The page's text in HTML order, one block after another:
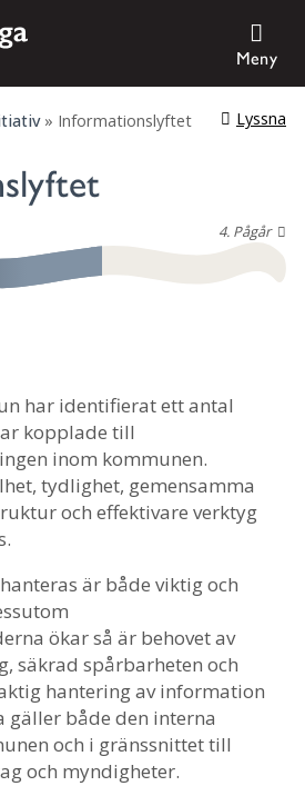
Meny
» Informationslyftet Lyssna
4. Pågår
har identifierat ett antal
kopplade till
inom kommunen.
tydlighet, gemensamma
och effektivare verktyg
är både viktig och
ökar så är behovet av
säkrad spårbarheten och
hantering av information
gäller både den interna
och i gränssnittet till
och myndigheter.